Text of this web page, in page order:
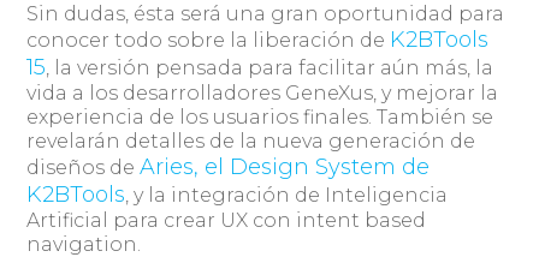
Sin dudas, ésta será una gran oportunidad para
conocer todo sobre la liberación de K2BTools
15 , la versión pensada para facilitar aún más, la
vida a los desarrolladores GeneXus, y mejorar la
experiencia de los usuarios finales. También se
revelarán detalles de la nueva generación de
diseños deAries, el Design System de
K2BTools , y la integración de Inteligencia
Artificial para crear UX con intent based
navigation.